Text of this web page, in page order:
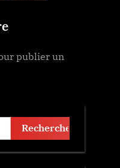
publier un